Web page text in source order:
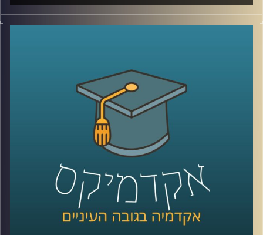
סוגיית התעסוקה של הציבור הערבי בישראל והפערים
המשמעותיים מול האוכלוסייה הכללית אשר העמיקו במהלך
בנוסף לפגיעה בצמיחה במשק ובתוצר, לשיעורי התעסוקה
והפריון הנמוכים בקרב העובדים הערבים יש השלכות על רוב
היבטי החיים בחברה הערבית
כדי לדון בסוגיות הללו הצטרפה אלינו היום ד״ר מריאן תחאוכו,
חוקרת בכירה במכון אהרן למדיניות כלכלית בבית ספר טיומקין
לכלכלה – אוניברסיטת רייכמן, ועומדת בראש המרכז לחברה